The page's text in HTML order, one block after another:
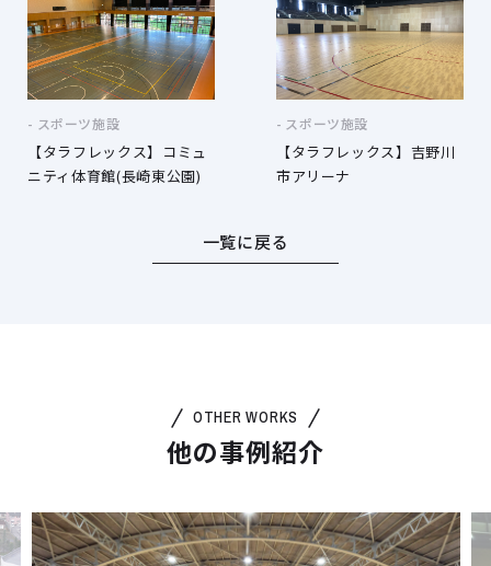
スポーツ施設
【タラフレックス】コミュ
ニティ体育館(長崎東公園)
スポーツ施設
【タラフレックス】吉野川
市アリーナ
一覧に戻る
OTHER WORKS
他の事例紹介